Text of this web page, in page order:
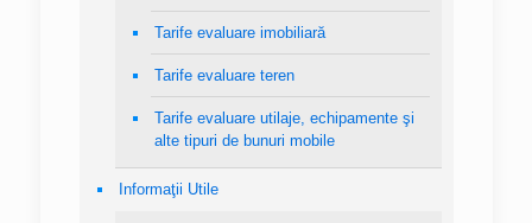
Tarife evaluare imobiliară
Tarife evaluare teren
Tarife evaluare utilaje, echipamente şi
alte tipuri de bunuri mobile
Informaţii Utile